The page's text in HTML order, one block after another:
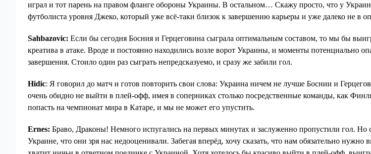
играл и тот парень на правом фланге обороны Украины. В остальном… Скажу просто, что у
футболиста уровня Джеко, который уже всё-таки близок к завершению карьеры и уже далеко не в
Sahbazovic: Если бы сегодня Босния и Герцеговина сыграла оптимальным составом, то мы бы
креатива в атаке. Вроде и постоянно находились возле ворот Украины, и моменты потенциально
завершения. Стоило один раз сыграть непредсказуемо, и сразу же забили гол.
Hidic: Я говорил до матч и готов повторить свои слова: Украина ничем не лучше Боснии и
очень обидно не выйти в плей-офф, имея в соперниках столько посредственные команды, как
попасть на чемпионат мира в Катаре, и мы не может его упустить.
Ernes: Браво, Драконы! Немного испугались на первых минутах и заслуженно пропустили гол. Но
Украине, что они зря нас недооценивали. Забегая вперёд, хочу сказать, что нам обязательно нужно